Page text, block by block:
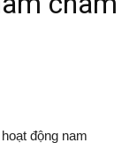
động nam